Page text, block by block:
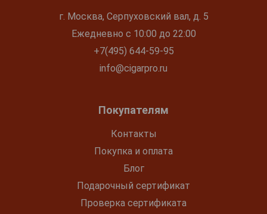
г. Москва, Серпуховский вал, д. 5
Ежедневно с 10:00 до 22:00
+7(495) 644-59-95
info@cigarpro.ru
Покупателям
Контакты
Покупка и оплата
Блог
Подарочный сертификат
Проверка сертификата